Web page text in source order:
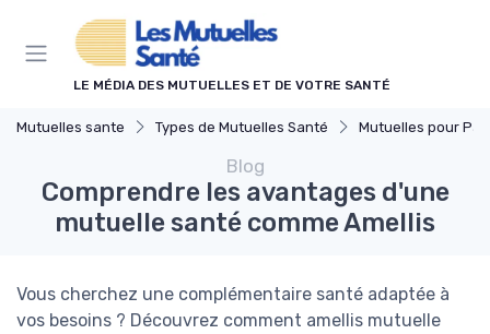
LE MÉDIA DES MUTUELLES ET DE VOTRE SANTÉ
Mutuelles sante Types de Mutuelles Santé Mutuelles pour
Blog
Comprendre les avantages d'une
mutuelle santé comme Amellis
Vous cherchez une complémentaire santé adaptée à
vos besoins ? Découvrez comment amellis mutuelle